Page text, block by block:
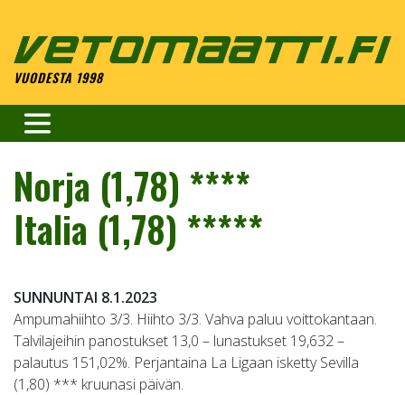
content
VUODESTA 1998
Norja (1,78) ****
Italia (1,78) *****
SUNNUNTAI 8.1.2023
Ampumahiihto 3/3. Hiihto 3/3. Vahva paluu voittokantaan.
Talvilajeihin panostukset 13,0 – lunastukset 19,632 –
palautus 151,02%. Perjantaina La Ligaan isketty Sevilla
(1,80) *** kruunasi päivän.